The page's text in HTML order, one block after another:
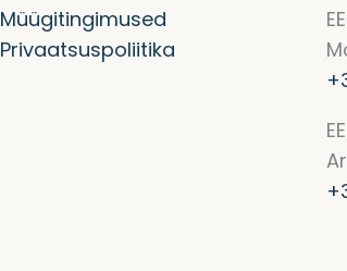
Müügitingimused
Privaatsuspoliitika